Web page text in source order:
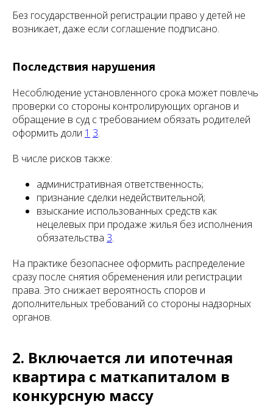
Без государственной регистрации право у детей не
возникает, даже если соглашение подписано.
Последствия нарушения
Несоблюдение установленного срока может повлечь
проверки со стороны контролирующих органов и
обращение в суд с требованием обязать родителей
оформить доли 1 3.
В числе рисков также:
административная ответственность;
признание сделки недействительной;
взыскание использованных средств как
нецелевых при продаже жилья без исполнения
обязательства 3.
На практике безопаснее оформить распределение
сразу после снятия обременения или регистрации
права. Это снижает вероятность споров и
дополнительных требований со стороны надзорных
органов.
2. Включается ли ипотечная
квартира с маткапиталом в
конкурсную массу